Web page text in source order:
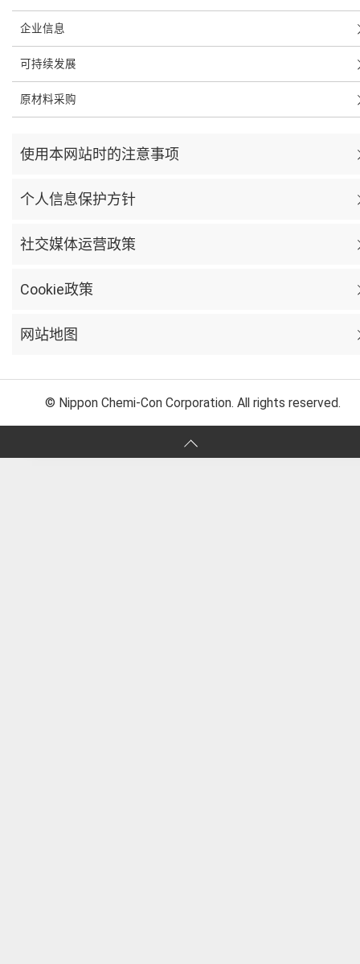
企业信息
可持续发展
原材料采购
使用本网站时的注意事项
个人信息保护方针
社交媒体运营政策
Cookie政策
网站地图
© Nippon Chemi-Con Corporation. All rights reserved.